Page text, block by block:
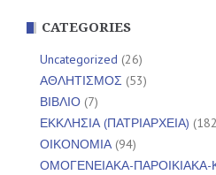
CATEGORIES
Uncategorized (26)
ΑΘΛΗΤΙΣΜΟΣ (53)
ΒΙΒΛΙΟ (7)
ΕΚΚΛΗΣΙΑ (ΠΑΤΡΙΑΡΧΕΙΑ)
ΟΙΚΟΝΟΜΙΑ(94)
ΟΜΟΓΕΝΕΙΑΚΑ-